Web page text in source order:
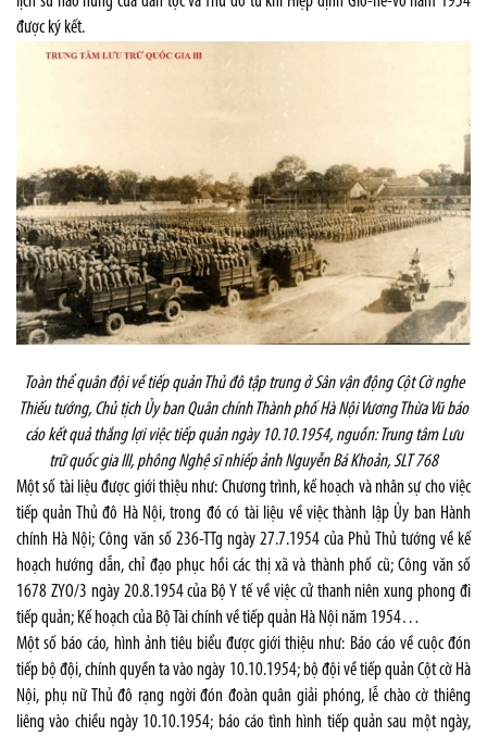
được ký kết.
Toàn thể quân đội về tiếp quản Thủ đô tập trung ở Sân vận động Cột Cờ nghe
Thiếu tướng, Chủ tịch Ủy ban Quân chính Thành phố Hà Nội Vương Thừa Vũ báo
cáo kết quả thắng lợi việc tiếp quản ngày 10.10.1954, nguồn: Trung tâm Lưu
trữ quốc gia III, phông Nghệ sĩ nhiếp ảnh Nguyễn Bá Khoản, SLT 768
Một số tài liệu được giới thiệu như: Chương trình, kế hoạch và nhân sự cho việc
tiếp quản Thủ đô Hà Nội, trong đó có tài liệu về việc thành lập Ủy ban Hành
chính Hà Nội; Công văn số 236-TTg ngày 27.7.1954 của Phủ Thủ tướng về kế
hoạch hướng dẫn, chỉ đạo phục hồi các thị xã và thành phố cũ; Công văn số
1678 ZYO/3 ngày 20.8.1954 của Bộ Y tế về việc cử thanh niên xung phong đi
tiếp quản; Kế hoạch của Bộ Tài chính về tiếp quản Hà Nội năm 1954…
Một số báo cáo, hình ảnh tiêu biểu được giới thiệu như: Báo cáo về cuộc đón
tiếp bộ đội, chính quyền ta vào ngày 10.10.1954; bộ đội về tiếp quản Cột cờ Hà
Nội, phụ nữ Thủ đô rạng ngời đón đoàn quân giải phóng, lễ chào cờ thiêng
liêng vào chiều ngày 10.10.1954; báo cáo tình hình tiếp quản sau một ngày,